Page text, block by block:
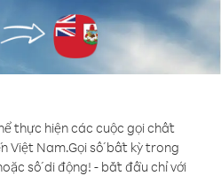
thực hiện các cuộc gọi chất
Việt Nam.Gọi số bất kỳ trong
số di động! - bắt đầu chỉ với